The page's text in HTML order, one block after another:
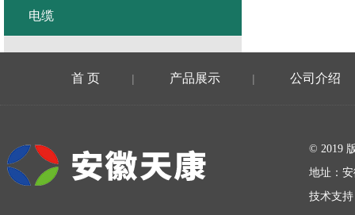
电缆
首 页 | 产品展示 | 公司介绍
© 2019
地址：
技术支